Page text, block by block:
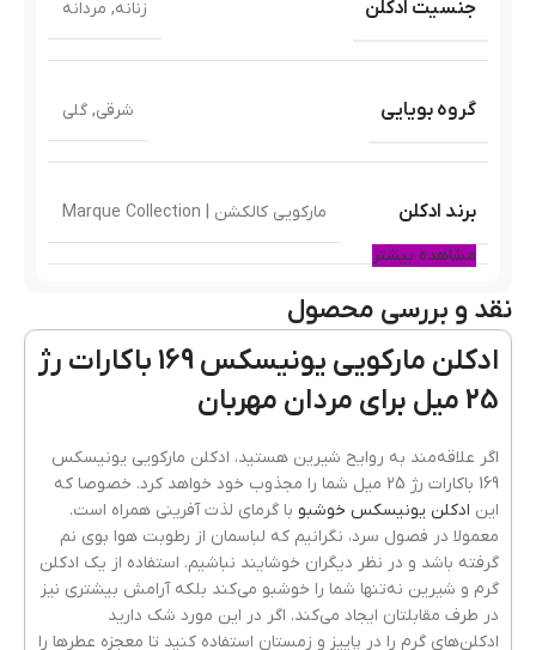
جنسیت ادکلن زنانه, مردانه
گروه بویایی شرقی, گلی
برند ادکلن مارکویی کالکشن | Marque Collection
مشابه ادکلن
نوع عطر
کشور مبدا برند امارات
پراکندگی بسیار خوب
مشاهده بیشتر
نقد و بررسی محصول
ادکلن مارکویی یونیسکس 169 باکارات رژ
25 میل برای مردان مهربان
اگر علاقه‌مند به روایح شیرین هستید، ادکلن مارکویی یونیسکس
169 باکارات رژ 25 میل شما را مجذوب خود خواهد کرد. خصوصا که
این ادکلن یونیسکس خوشبو با گرمای لذت آفرینی همراه است.
معمولا در فصول سرد، نگرانیم که لباسمان از رطوبت هوا بوی نم
گرفته باشد و در نظر دیگران خوشایند نباشیم. استفاده از یک ادکلن
گرم و شیرین نه‌تنها شما را خوشبو می‌کند بلکه آرامش بیشتری نیز
در طرف مقابلتان ایجاد می‌کند. اگر در این مورد شک دارید
ادکلن‌های گرم را در پاییز و زمستان استفاده کنید تا معجزه عطرها را